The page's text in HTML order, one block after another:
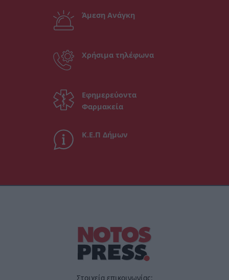
Άμεση Ανάγκη
Χρήσιμα τηλέφωνα
Εφημερεύοντα
Φαρμακεία
Κ.Ε.Π Δήμων
Στοιχεία επικοινωνίας: